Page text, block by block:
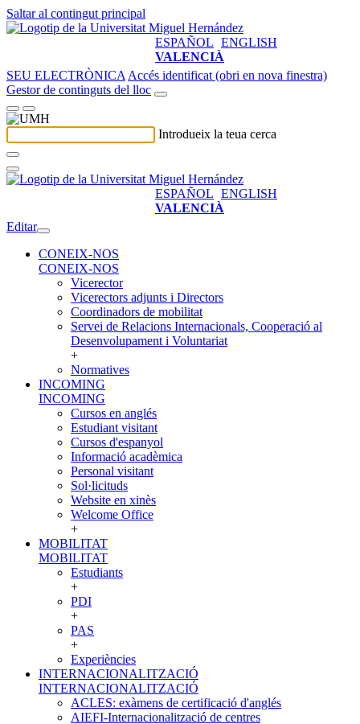
Saltar al contingut principal
ESPAÑOL ENGLISH
VALENCIÀ
SEU ELECTRÒNICA Accés identificat (obri en nova finestra)
Gestor de continguts del lloc
Introdueix la teua cerca
ESPAÑOL ENGLISH
VALENCIÀ
Editar
CONEIX-NOS
CONEIX-NOS
Vicerector
Vicerectors adjunts i Directors
Coordinadors de mobilitat
Servei de Relacions Internacionals, Cooperació al
Desenvolupament i Voluntariat
+
Normatives
INCOMING
INCOMING
Cursos en anglés
Estudiant visitant
Cursos d'espanyol
Informació acadèmica
Personal visitant
Sol·licituds
Website en xinès
Welcome Office
+
MOBILITAT
MOBILITAT
Estudiants
+
PDI
+
PAS
+
Experiències
INTERNACIONALITZACIÓ
INTERNACIONALITZACIÓ
ACLES: exàmens de certificació d'anglés
AIEFI-Internacionalització de centres